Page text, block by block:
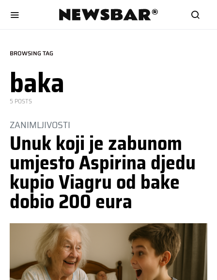
BROWSING TAG
baka
5 POSTS
ZANIMLJIVOSTI
Unuk koji je zabunom
umjesto Aspirina djedu
kupio Viagru od bake
dobio 200 eura